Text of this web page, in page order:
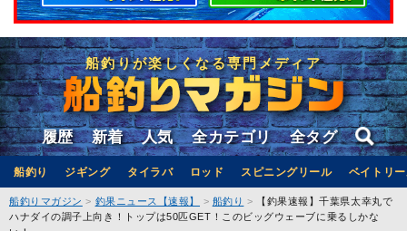
船釣りが楽しくなる専門メディア
履歴 新着 人気 全カテゴリ 全タグ
船釣り ジギング タイラバ ロッド スピニングリール ベイトリ
船釣りマガジン 釣果ニュース【速報】 船釣り
【釣果速報】千葉県太幸丸で
ハナダイの調子上向き！トップは50匹GET！このビッグウェーブに乗るしかな